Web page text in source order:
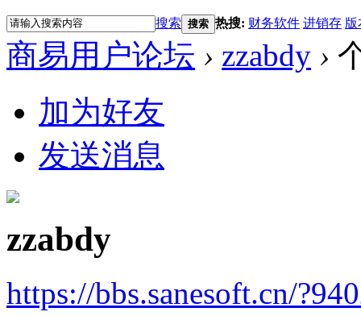
搜索 搜索 热搜: 财务软件 进销存 版
商易用户论坛 › zzabdy ›
加为好友
发送消息
zzabdy
https://bbs.sanesoft.cn/